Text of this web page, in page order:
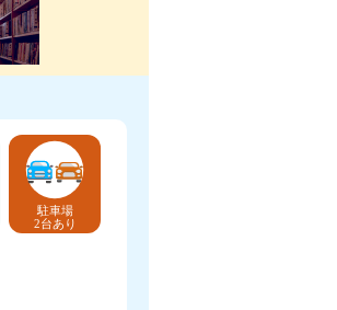
駐車場
2台あり